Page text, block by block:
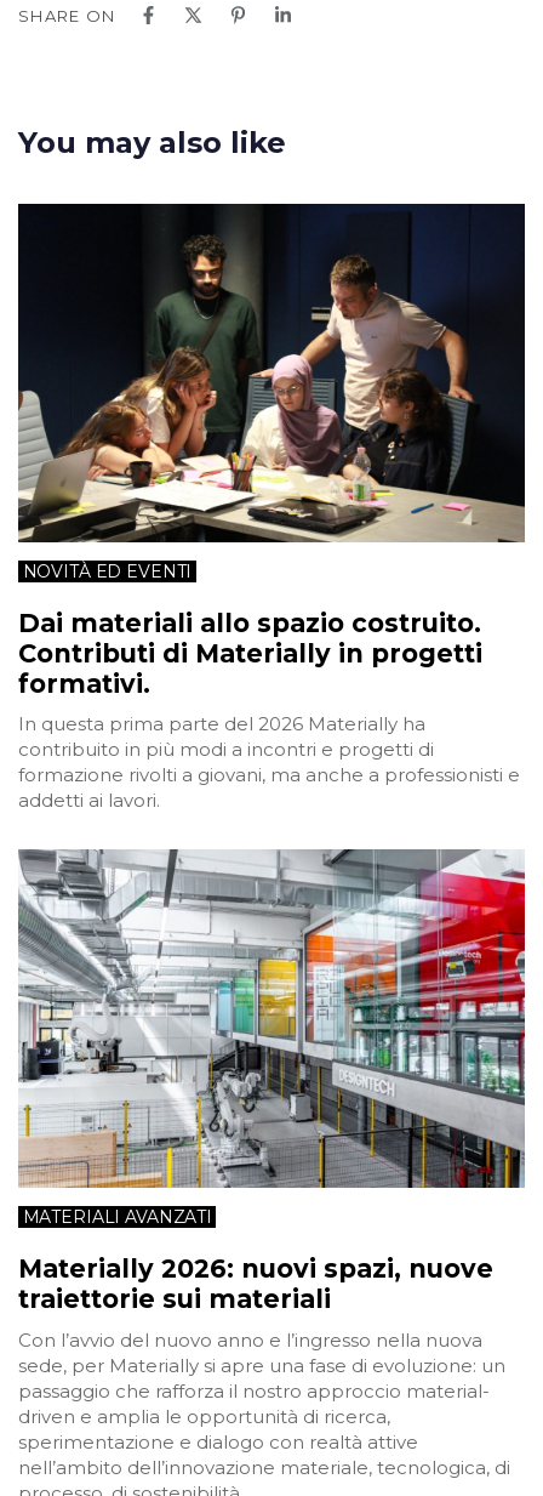
SHARE ON
You may also like
NOVITÀ ED EVENTI
Dai materiali allo spazio costruito.
Contributi di Materially in progetti
formativi.
In questa prima parte del 2026 Materially ha
contribuito in più modi a incontri e progetti di
formazione rivolti a giovani, ma anche a professionisti e
addetti ai lavori.
MATERIALI AVANZATI
Materially 2026: nuovi spazi, nuove
traiettorie sui materiali
Con l’avvio del nuovo anno e l’ingresso nella nuova
sede, per Materially si apre una fase di evoluzione: un
passaggio che rafforza il nostro approccio material-
driven e amplia le opportunità di ricerca,
sperimentazione e dialogo con realtà attive
nell’ambito dell’innovazione materiale, tecnologica, di